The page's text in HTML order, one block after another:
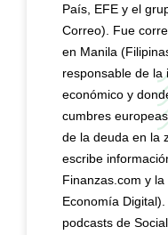
País, EFE y el
Correo). Fue
en Manila
responsable de la
económico y
cumbres
de la deuda en la
escribe
Finanzas.com y
Economía
podcasts de